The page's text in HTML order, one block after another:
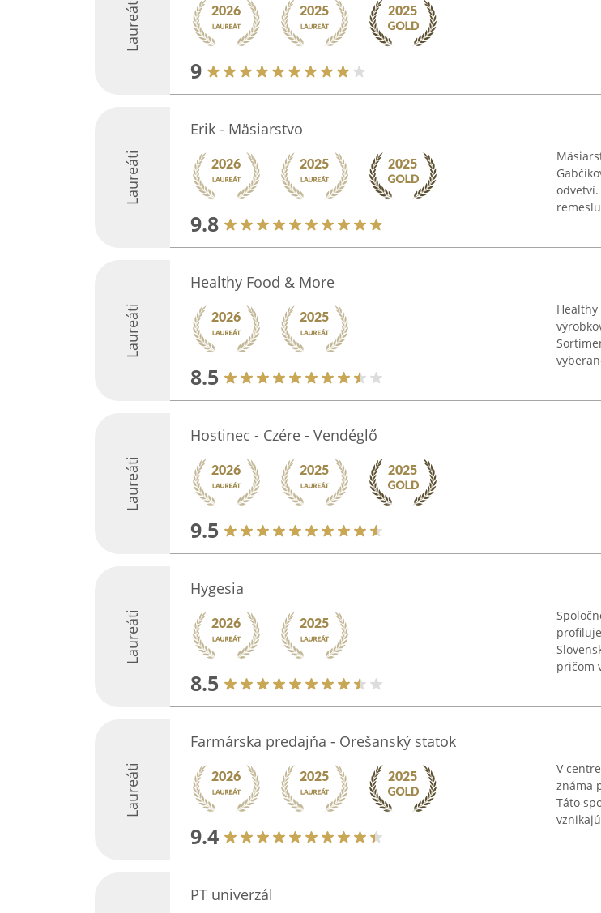
Laureáti
9
Laureáti
Erik - Mäsiarstvo
9.8
Laureáti
Healthy Food & More
8.5
Laureáti
Hostinec - Czére - Vendéglő
9.5
Laureáti
Hygesia
8.5
pričom
Laureáti
Farmárska predajňa - Orešanský statok
9.4
V
známa
Táto
PT univerzál